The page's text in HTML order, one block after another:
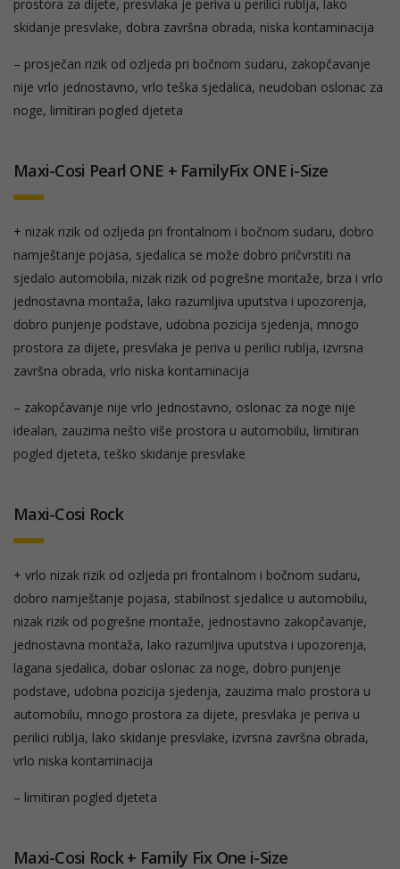
prostora za dijete, presvlaka je periva u perilici rublja, lako
skidanje presvlake, dobra završna obrada, niska kontaminacija
– prosječan rizik od ozljeda pri bočnom sudaru, zakopčavanje
nije vrlo jednostavno, vrlo teška sjedalica, neudoban oslonac za
noge, limitiran pogled djeteta
Maxi-Cosi Pearl ONE + FamilyFix ONE i-Size
+ nizak rizik od ozljeda pri frontalnom i bočnom sudaru, dobro
namještanje pojasa, sjedalica se može dobro pričvrstiti na
sjedalo automobila, nizak rizik od pogrešne montaže, brza i vrlo
jednostavna montaža, lako razumljiva uputstva i upozorenja,
dobro punjenje podstave, udobna pozicija sjedenja, mnogo
prostora za dijete, presvlaka je periva u perilici rublja, izvrsna
završna obrada, vrlo niska kontaminacija
– zakopčavanje nije vrlo jednostavno, oslonac za noge nije
idealan, zauzima nešto više prostora u automobilu, limitiran
pogled djeteta, teško skidanje presvlake
Maxi-Cosi Rock
+ vrlo nizak rizik od ozljeda pri frontalnom i bočnom sudaru,
dobro namještanje pojasa, stabilnost sjedalice u automobilu,
nizak rizik od pogrešne montaže, jednostavno zakopčavanje,
jednostavna montaža, lako razumljiva uputstva i upozorenja,
lagana sjedalica, dobar oslonac za noge, dobro punjenje
podstave, udobna pozicija sjedenja, zauzima malo prostora u
automobilu, mnogo prostora za dijete, presvlaka je periva u
perilici rublja, lako skidanje presvlake, izvrsna završna obrada,
vrlo niska kontaminacija
– limitiran pogled djeteta
Maxi-Cosi Rock + Family Fix One i-Size